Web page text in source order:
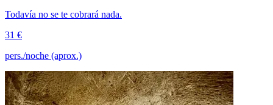
Todavía no se te cobrará nada.
31 €
pers./noche (aprox.)